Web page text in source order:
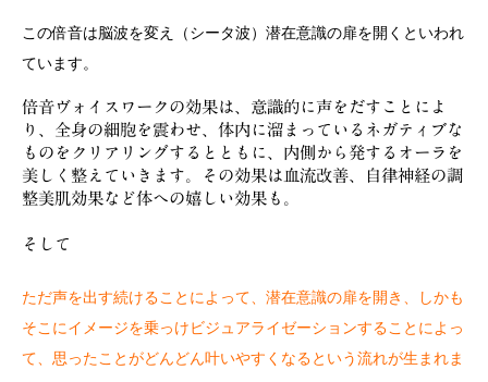
この倍音は脳波を変え（シータ波）潜在意識の扉を開くといわれ
ています。
倍音ヴォイスワークの効果は、意識的に声をだすことによ
り、全身の細胞を震わせ、体内に溜まっているネガティブな
ものをクリアリングするとともに、内側から発するオーラを
美しく整えていきます。その効果は血流改善、自律神経の調
整美肌効果など体への嬉しい効果も。
そして
ただ声を出す続けることによって、潜在意識の扉を開き、しかも
そこにイメージを乗っけビジュアライゼーションすることによっ
て、思ったことがどんどん叶いやすくなるという流れが生まれま